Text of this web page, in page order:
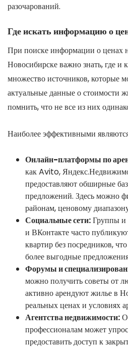
разочарований.
Где искать информацию о
При поиске информации о ценах
Новосибирске важно знать, где и
множество источников, которые
актуальные данные о стоимости
помнить, что не все из них
Наиболее эффективными
Онлайн-платформы по
как Avito,
предоставляют обширные
предложений. Здесь можно
районам, ценовому
Социальные сети:Группы
и ВКонтакте часто
квартир без посредников,
более выгодные
Форумы и
можно получить советы от
активно арендуют жилье в
реальных ценах и условиях
Агентства недвижимости:
профессионалам может
предоставить доступ к